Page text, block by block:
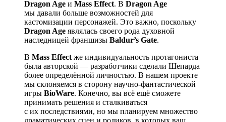
Dragon Age и Mass Effect. В Dragon Age
мы давали больше возможностей для
кастомизации персонажей. Это важно, поскольку
Dragon Age являлась своего рода духовной
наследницей франшизы Baldur’s Gate.
В Mass Effect же индивидуальность протагониста
была авторской — разработчики сделали Шепарда
более определённой личностью. В нашем проекте
мы склоняемся в сторону научно-фантастической
игры BioWare. Конечно, вы всё ещё сможете
принимать решения и сталкиваться
с их последствиями, но мы планируем множество
драматических сцен и роликов, в которых ваш